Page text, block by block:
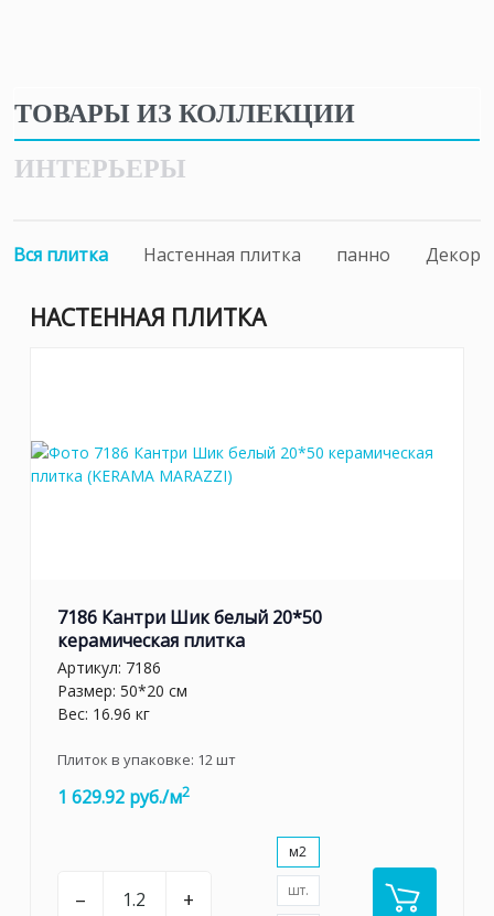
ТОВАРЫ ИЗ КОЛЛЕКЦИИ
ИНТЕРЬЕРЫ
Вся плитка Настенная плитка панно Декоры
НАСТЕННАЯ ПЛИТКА
7186 Кантри Шик белый 20*50
керамическая плитка
Артикул: 7186
Размер: 50*20 см
Вес: 16.96 кг
Плиток в упаковке: 12шт
1 629.92 руб./м2
– +
м2
шт.